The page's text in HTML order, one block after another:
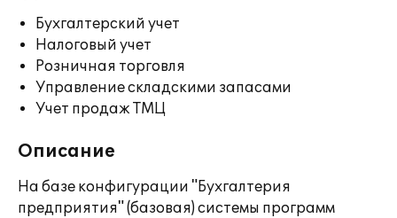
Бухгалтерский учет
Налоговый учет
Розничная торговля
Управление складскими запасами
Учет продаж ТМЦ
Описание
На базе конфигурации "Бухгалтерия
предприятия" (базовая) системы программ